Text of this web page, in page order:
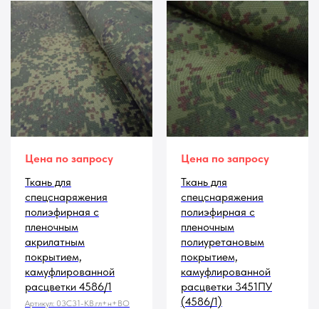
Цена по запросу
Ткань для
спецснаряжения
полиэфирная с
пленочным
акрилатным
покрытием,
камуфлированной
расцветки 4586/1
Артикул: 03С31-КВ.гл+н+ВО
Цена по запросу
Ткань для
спецснаряжения
полиэфирная с
пленочным
полиуретановым
покрытием,
камуфлированной
расцветки 3451ПУ
(4586/1)